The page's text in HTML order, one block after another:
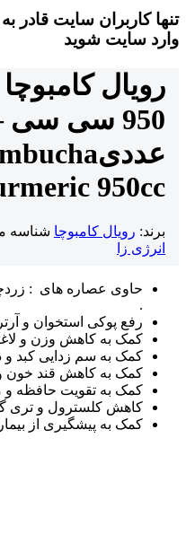
تنها کاربران سایت قادر
وارد سایت شوید
رویال
عددی
950cc
برند: رویال کامبوچا شناسه
انرژی زا
حاوی عصاره های :
.
رفع پوکی استخوان و
کمک به کاهش وزن و
کمک به سم زدایی کبد
کمک به کاهش قند خون
کمک به تقویت حافظه و
کاهش کلسترول و تری
کمک به پیشگیری از